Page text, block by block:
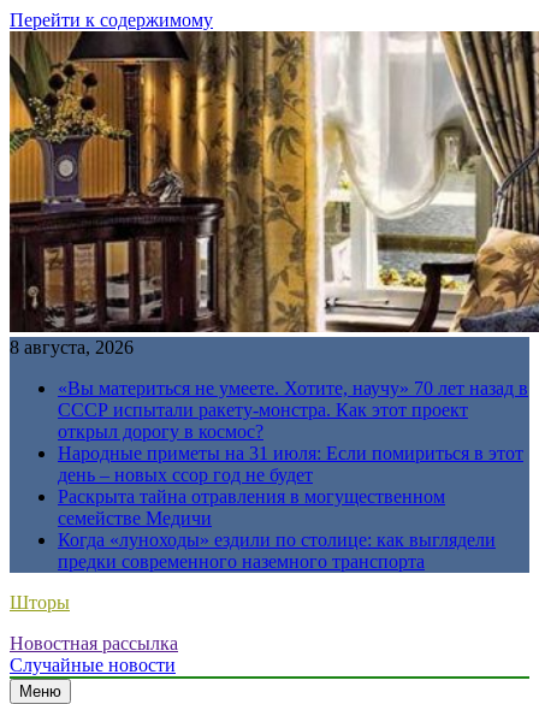
Перейти к содержимому
8 августа, 2026
«Вы материться не умеете. Хотите, научу» 70 лет назад в
СССР испытали ракету-монстра. Как этот проект
открыл дорогу в космос?
Народные приметы на 31 июля: Если помириться в этот
день – новых ссор год не будет
Раскрыта тайна отравления в могущественном
семействе Медичи
Когда «луноходы» ездили по столице: как выглядели
предки современного наземного транспорта
Шторы
Новостная рассылка
Случайные новости
Меню